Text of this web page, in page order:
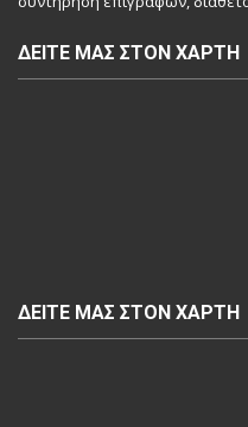
ΔΕΊΤΕ ΜΑΣ ΣΤΟΝ ΧΆΡΤΗ
ΔΕΊΤΕ ΜΑΣ ΣΤΟΝ ΧΆΡΤΗ